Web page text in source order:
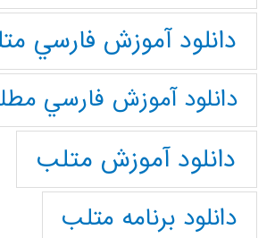
دانلود آموزش فارسي
دانلود آموزش فارسي
دانلود آموزش متلب
دانلود برنامه متلب